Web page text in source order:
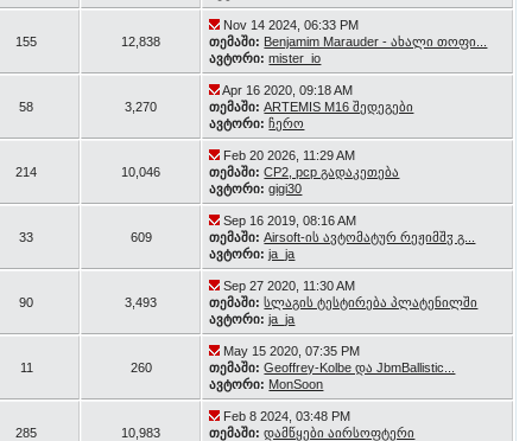
155 12,838
Nov 14 2024, 06:33 PM
თემაში: Benjamim Marauder - ახალი თოფი...
ავტორი: mister_io
58 3,270
Apr 16 2020, 09:18 AM
თემაში: ARTEMIS M16 შედეგები
ავტორი: ჩერო
214 10,046
Feb 20 2026, 11:29 AM
თემაში: CP2, pcp გადაკეთება
ავტორი: gigi30
33 609
Sep 16 2019, 08:16 AM
თემაში: Airsoft-ის ავტომატურ რეჟიმშჳ გ...
ავტორი: ja_ja
90 3,493
Sep 27 2020, 11:30 AM
თემაში: სლაგის ტესტირება პლატენილში
ავტორი: ja_ja
11 260
May 15 2020, 07:35 PM
თემაში: Geoffrey-Kolbe და JbmBallistic...
ავტორი: MonSoon
285 10,983
Feb 8 2024, 03:48 PM
თემაში: დამწყები აირსოფტერი